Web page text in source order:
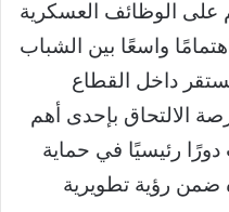
على الوظائف العسكرية
أثار اهتمامًا واسعًا بين الشباب
داخل القطاع
الالتحاق بإحدى أهم
رئيسيًا في حماية
ضمن رؤية تطويرية